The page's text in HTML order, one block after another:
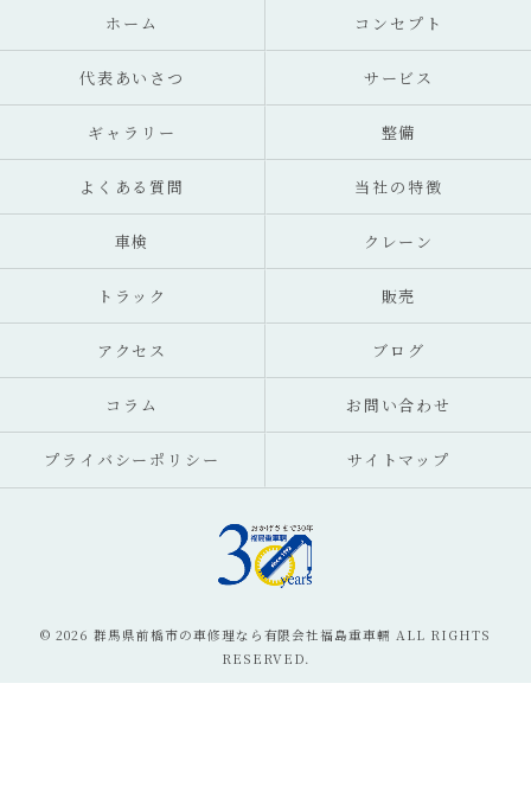
ホーム コンセプト
代表あいさつ サービス
ギャラリー 整備
よくある質問 当社の特徴
車検 クレーン
トラック 販売
アクセス ブログ
コラム お問い合わせ
プライバシーポリシー サイトマップ
© 2026 群馬県前橋市の車修理なら有限会社福島重車輛 ALL RIGHTS
RESERVED.